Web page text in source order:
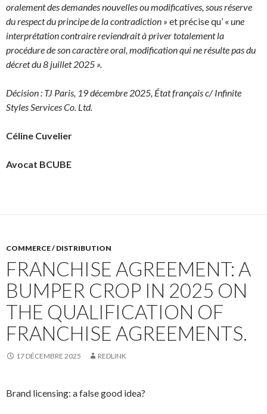
oralement des demandes nouvelles ou modificatives, sous réserve
du respect du principe de la contradiction » et précise qu’ « une
interprétation contraire reviendrait à priver totalement la
procédure de son caractère oral, modification qui ne résulte pas du
décret du 8 juillet 2025 ».
Décision : TJ Paris, 19 décembre 2025, État français c/ Infinite
Styles Services Co. Ltd.
Céline Cuvelier
Avocat BCUBE
COMMERCE / DISTRIBUTION
FRANCHISE AGREEMENT: A
BUMPER CROP IN 2025 ON
THE QUALIFICATION OF
FRANCHISE AGREEMENTS.
17 DÉCEMBRE 2025 REDLINK
Brand licensing: a false good idea?